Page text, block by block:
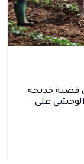
قضية خديجة
على